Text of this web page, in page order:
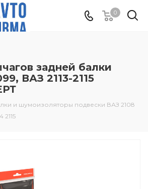
0
задней балки
ВАЗ 2113-2115
и шумоизоляторы подвески ВАЗ 2108
2115